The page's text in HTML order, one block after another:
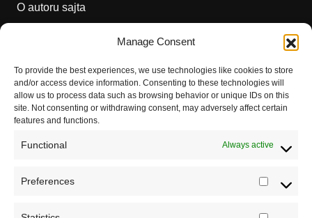
Manage Consent
To provide the best experiences, we use technologies like cookies to store
and/or access device information. Consenting to these technologies will
allow us to process data such as browsing behavior or unique IDs on this
site. Not consenting or withdrawing consent, may adversely affect certain
features and functions.
Functional Always active
Preferences
O autoru sajta
Saradnja